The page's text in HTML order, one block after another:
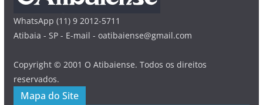
WhatsApp (11) 9 2012-5711
Atibaia - SP - E-mail - oatibaiense@gmail.com
Copyright © 2001 O Atibaiense. Todos os direitos
reservados.
Mapa do Site